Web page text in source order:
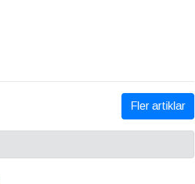
Fler artiklar